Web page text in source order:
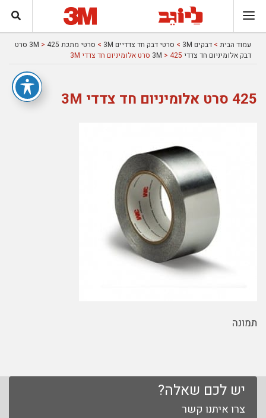
עמוד הבית > דבקים 3M > סרטי דבק חד צדדיים 3M > סרטי מתכת 3M >
425 סרט
דבק אלומיניום חד צדדי 3M > 425 סרט אלומיניום חד צדדי 3M
425 סרט אלומיניום חד צדדי 3M
תמונה
יש לכם שאלה?
צרו איתנו קשר